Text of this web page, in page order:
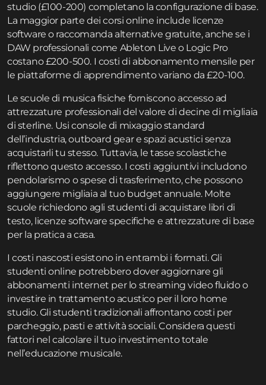
studio (£100-200) completano la configurazione di base.
La maggior parte dei corsi online include licenze
software o raccomanda alternative gratuite, anche se i
DAW professionali come Ableton Live o Logic Pro
costano £200-500. I costi di abbonamento mensile per
le piattaforme di apprendimento variano da £20-100.
Le scuole di musica fisiche forniscono accesso ad
attrezzature professionali del valore di decine di migliaia
di sterline. Usi console di mixaggio standard
dell’industria, outboard gear e spazi acustici senza
acquistarli tu stesso. Tuttavia, le tasse scolastiche
riflettono questo accesso. I costi aggiuntivi includono
pendolarismo o spese di trasferimento, che possono
aggiungere migliaia al tuo budget annuale. Molte
scuole richiedono agli studenti di acquistare libri di
testo, licenze software specifiche e attrezzature di base
per la pratica a casa.
I costi nascosti esistono in entrambi i formati. Gli
studenti online potrebbero dover aggiornare gli
abbonamenti internet per lo streaming video fluido o
investire in trattamento acustico per il loro home
studio. Gli studenti tradizionali affrontano costi per
parcheggio, pasti e attività sociali. Considera questi
fattori nel calcolare il tuo investimento totale
nell’educazione musicale.